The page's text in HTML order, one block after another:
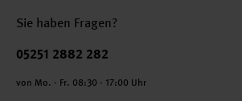
Sie haben Fragen?
Telefonnummer
05251 2882 282
von Mo. - Fr. 08:30 - 17:00 Uhr